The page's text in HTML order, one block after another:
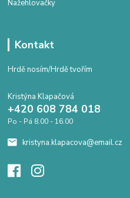
Nažehlovačky
Kontakt
Hrdě nosím/Hrdě tvořím
Kristýna Klapačová
+420 608 784 018
Po - Pá 8.00 - 16.00
kristyna.klapacova@email.cz